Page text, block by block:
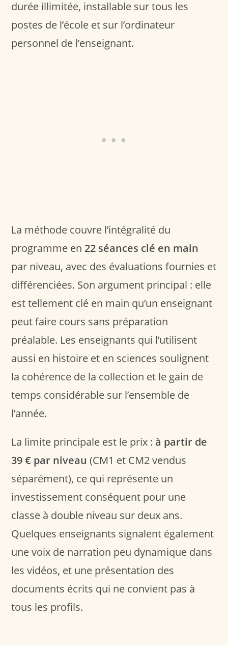
durée illimitée, installable sur tous les
postes de l’école et sur l’ordinateur
personnel de l’enseignant.
La méthode couvre l’intégralité du
programme en 22 séances clé en main
par niveau, avec des évaluations fournies et
différenciées. Son argument principal : elle
est tellement clé en main qu’un enseignant
peut faire cours sans préparation
préalable. Les enseignants qui l’utilisent
aussi en histoire et en sciences soulignent
la cohérence de la collection et le gain de
temps considérable sur l’ensemble de
l’année.
La limite principale est le prix : à partir de
39 € par niveau (CM1 et CM2 vendus
séparément), ce qui représente un
investissement conséquent pour une
classe à double niveau sur deux ans.
Quelques enseignants signalent également
une voix de narration peu dynamique dans
les vidéos, et une présentation des
documents écrits qui ne convient pas à
tous les profils.